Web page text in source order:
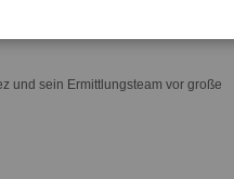
und sein Ermittlungsteam vor große